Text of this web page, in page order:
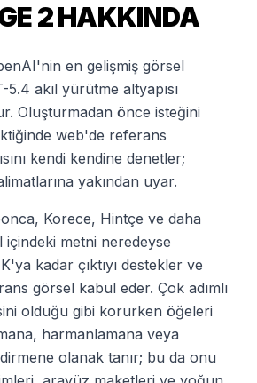
2 HAKKINDA
en gelişmiş görsel
5.4 akıl yürütme altyapısı
Oluşturmadan önce isteğini
web'de referans
kendi kendine denetler;
yakından uyar.
Korece, Hintçe ve daha
içindeki metni neredeyse
kadar çıktıyı destekler ve
görsel kabul eder. Çok adımlı
olduğu gibi korurken öğeleri
harmanlamana veya
olanak tanır; bu da onu